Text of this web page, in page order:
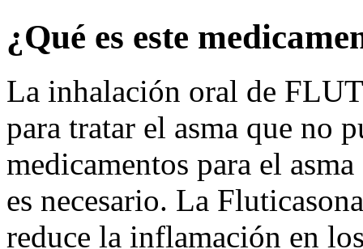
¿Qué es este
La inhalación oral de
para tratar el asma que no
medicamentos para el
es necesario. La
reduce la inflamación en